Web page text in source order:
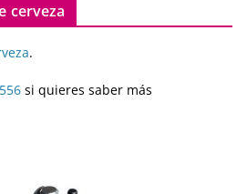
cerveza
.
si quieres saber más